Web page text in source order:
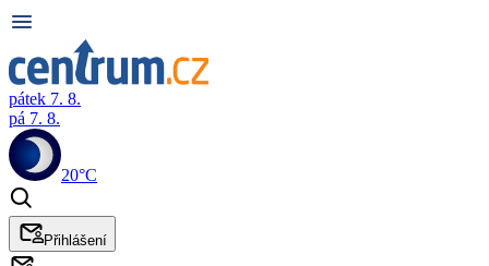
pátek 7. 8.
pá 7. 8.
20°C
Přihlášení